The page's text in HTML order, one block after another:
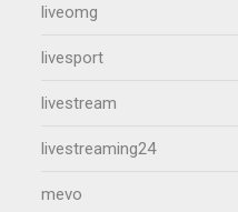
liveomg
livesport
livestream
livestreaming24
mevo